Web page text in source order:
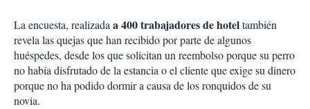
La encuesta, realizadaa 400 trabajadores de hoteltambién
revela las quejas que han recibido por parte de algunos
huéspedes, desde los que solicitan un reembolso porque su perro
no había disfrutado de la estancia o el cliente que exige su dinero
porque no ha podido dormir a causa de los ronquidos de su
novia.